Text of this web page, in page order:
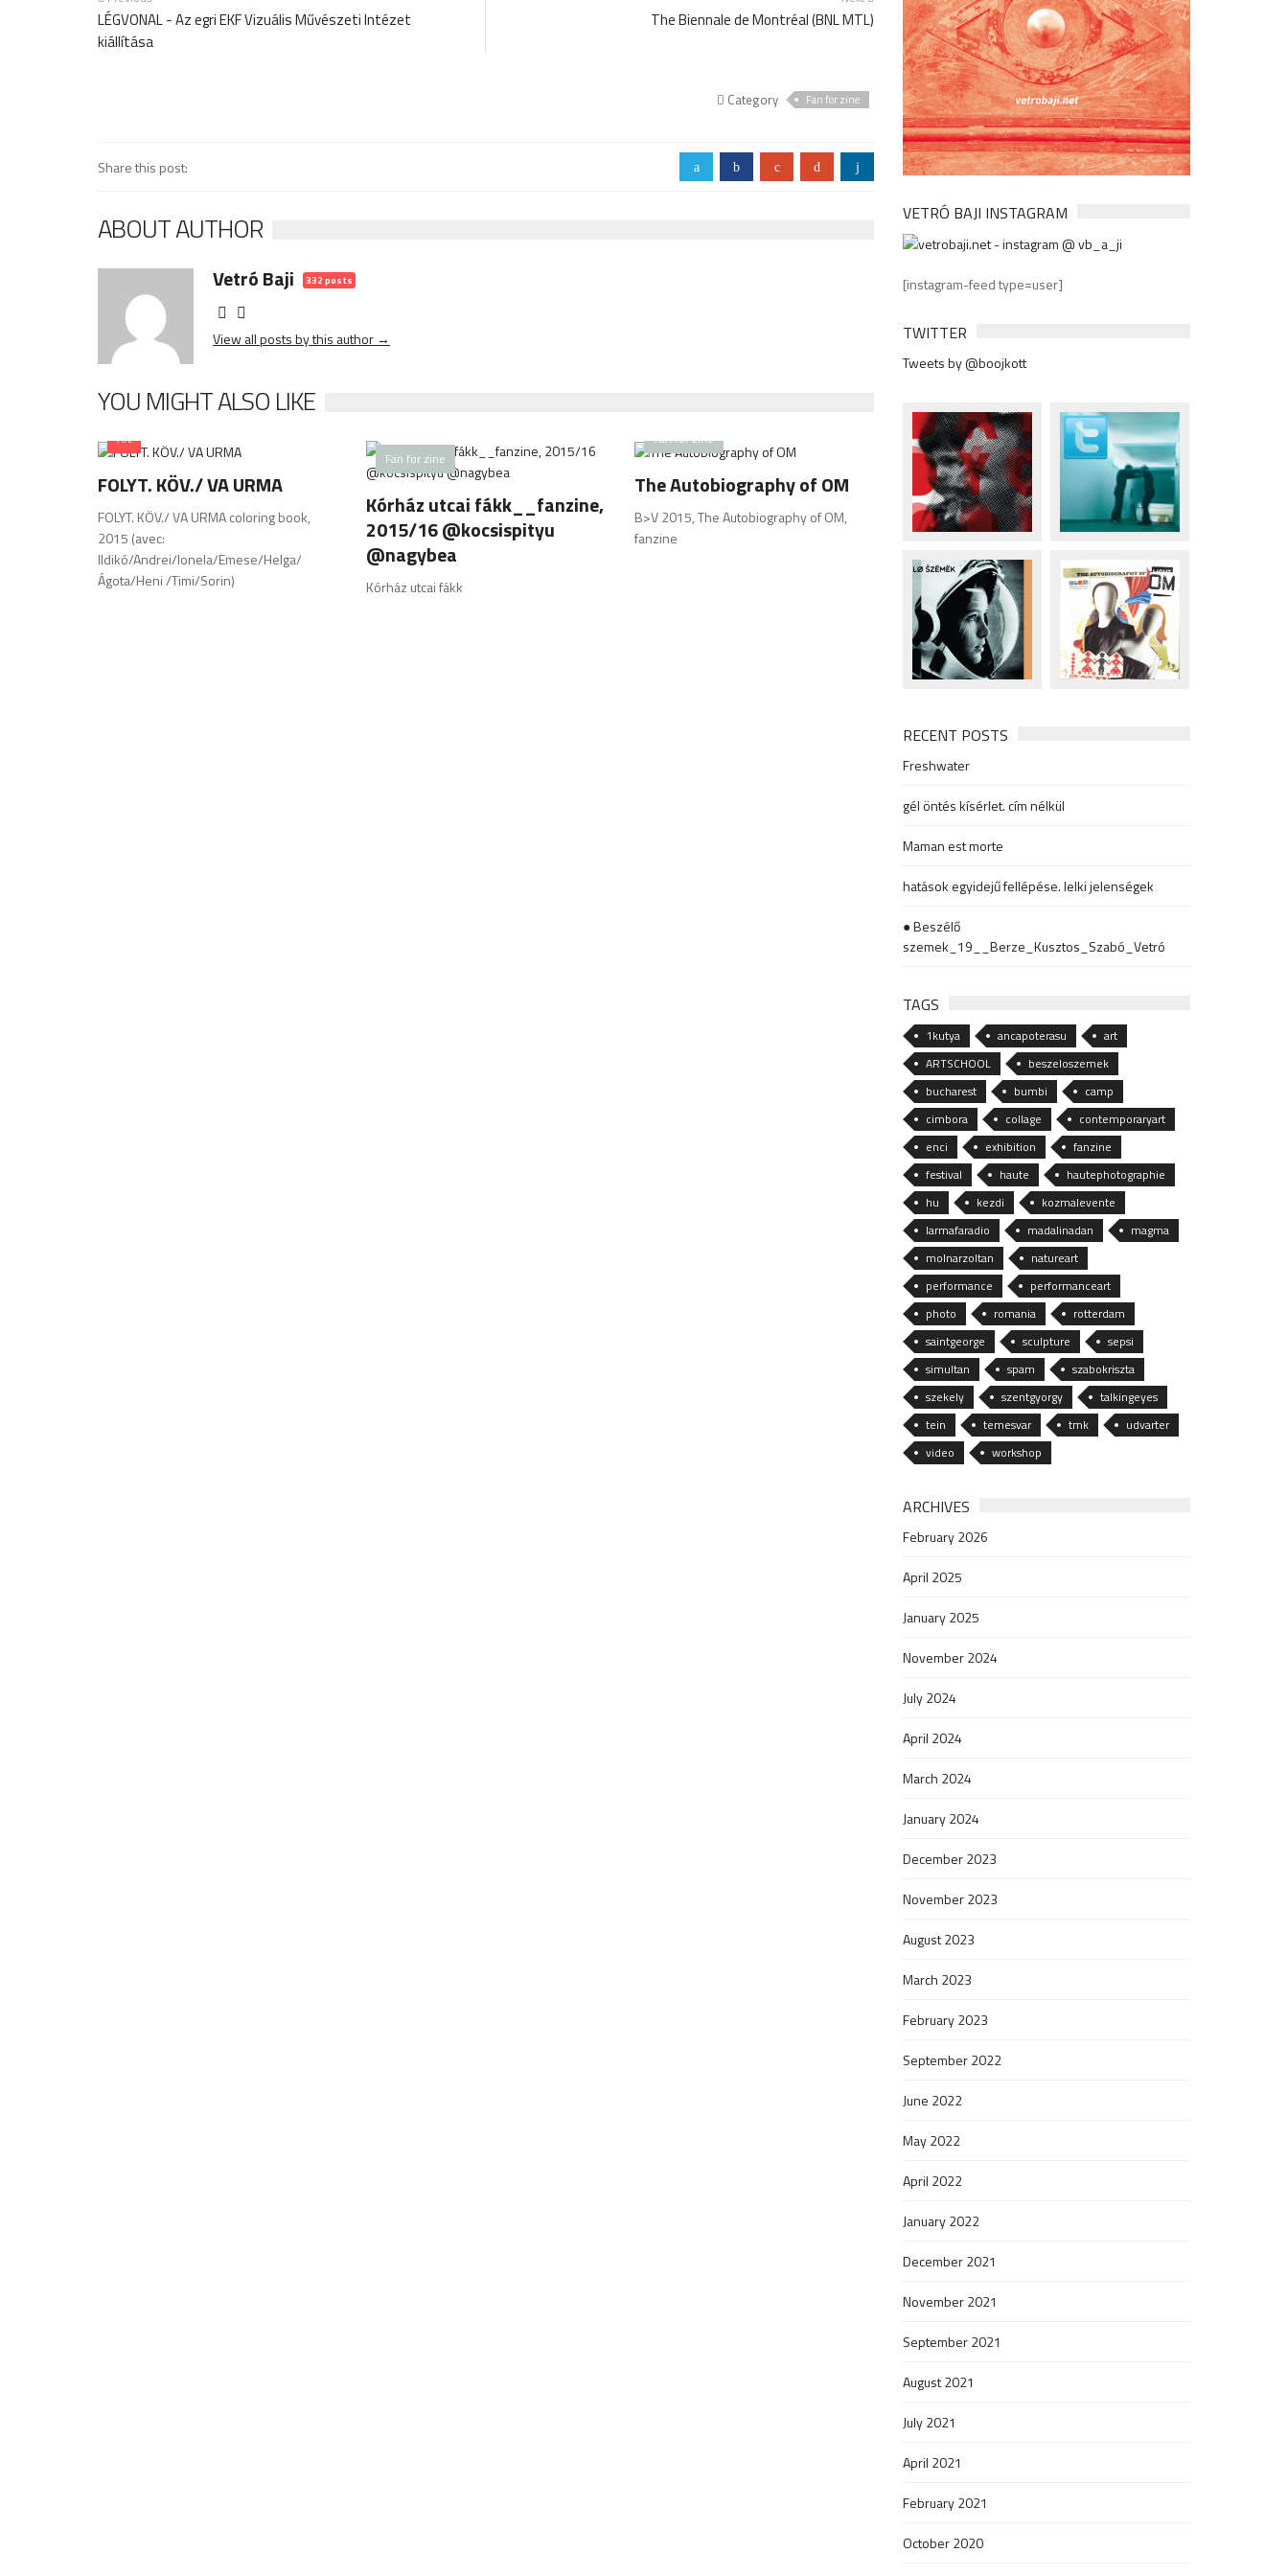
LÉGVONAL - Az egri EKF Vizuális Művészeti Intézet
kiállítása
The Biennale de Montréal (BNL MTL)
Category Fan for zine
Share this post: a b c d j
ABOUT AUTHOR
Vetró Baji 332 posts
View all posts by this author →
YOU MIGHT ALSO LIKE
Art
FOLYT. KÖV./ VA URMA
FOLYT. KÖV./ VA URMA coloring book,
2015 (avec:
Ildikó/Andrei/Ionela/Emese/Helga/
Ágota/Heni /Timi/Sorin)
Fan for zine
Kórház utcai fákk__fanzine,
2015/16 @kocsispityu
@nagybea
Kórház utcai fákk
Fan for zine
The Autobiography of OM
B>V 2015, The Autobiography of OM,
fanzine
VETRÓ BAJI INSTAGRAM
[instagram-feed type=user]
TWITTER
Tweets by @boojkott
RECENT POSTS
Freshwater
gél öntés kísérlet. cím nélkül
Maman est morte
hatások egyidejű fellépése. lelki jelenségek
● Beszélő
szemek_19__Berze_Kusztos_Szabó_Vetró
TAGS
1kutya ancapoterasu
art
ARTSCHOOL
beszeloszemek
bucharest
bumbi
camp
cimbora
collage
contemporaryart
enci
exhibition
fanzine
festival
haute
hautephotographie
hu
kezdi
kozmalevente
larmafaradio
madalinadan
magma
molnarzoltan
natureart
performance
performanceart
photo
romania
rotterdam
saintgeorge
sculpture
sepsi
simultan
spam
szabokriszta
szekely
szentgyorgy
talkingeyes
tein
temesvar tmk
udvarter
video
workshop
ARCHIVES
February 2026
April 2025
January 2025
November 2024
July 2024
April 2024
March 2024
January 2024
December 2023
November 2023
August 2023
March 2023
February 2023
September 2022
June 2022
May 2022
April 2022
January 2022
December 2021
November 2021
September 2021
August 2021
July 2021
April 2021
February 2021
October 2020